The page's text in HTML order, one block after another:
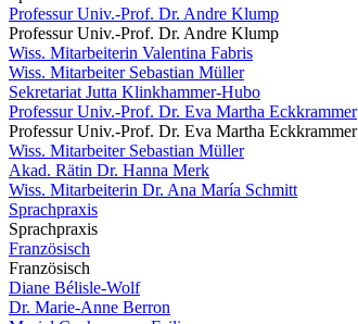
Professur Univ.-Prof. Dr. Andre Klump
Professur Univ.-Prof. Dr. Andre Klump
Wiss. Mitarbeiterin Valentina Fabris
Wiss. Mitarbeiter Sebastian Müller
Sekretariat Jutta Klinkhammer-Hubo
Professur Univ.-Prof. Dr. Eva Martha Eckkrammer
Professur Univ.-Prof. Dr. Eva Martha Eckkrammer
Wiss. Mitarbeiter Sebastian Müller
Akad. Rätin Dr. Hanna Merk
Wiss. Mitarbeiterin Dr. Ana María Schmitt
Sprachpraxis
Sprachpraxis
Französisch
Französisch
Diane Bélisle-Wolf
Dr. Marie-Anne Berron